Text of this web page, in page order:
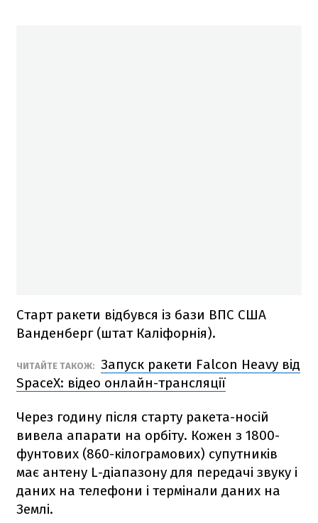
Старт ракети відбувся із бази ВПС США
Ванденберг (штат Каліфорнія).
ЧИТАЙТЕ ТАКОЖ: Запуск ракети Falcon Heavy від
SpaceX: відео онлайн-трансляції
Через годину після старту ракета-носій
вивела апарати на орбіту. Кожен з 1800-
фунтових (860-кілограмових) супутників
має антену L-діапазону для передачі звуку і
даних на телефони і термінали даних на
Землі.